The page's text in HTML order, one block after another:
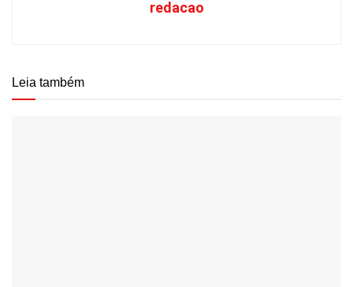
redacao
Leia também